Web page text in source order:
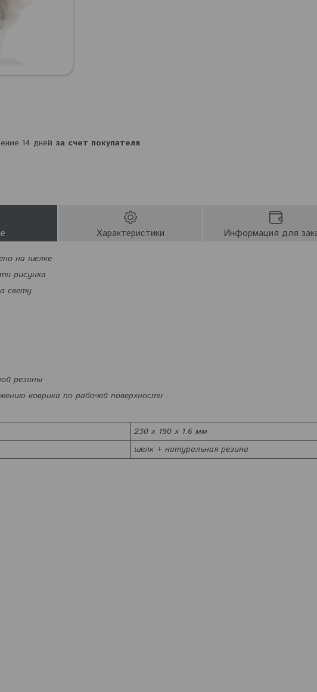
14 дней за счет покупателя
Характеристики Информация для
на шелке
рисунка
свету
резины
коврика по рабочей поверхности
230 х 190 х 1.6 мм
шелк + натуральная резина